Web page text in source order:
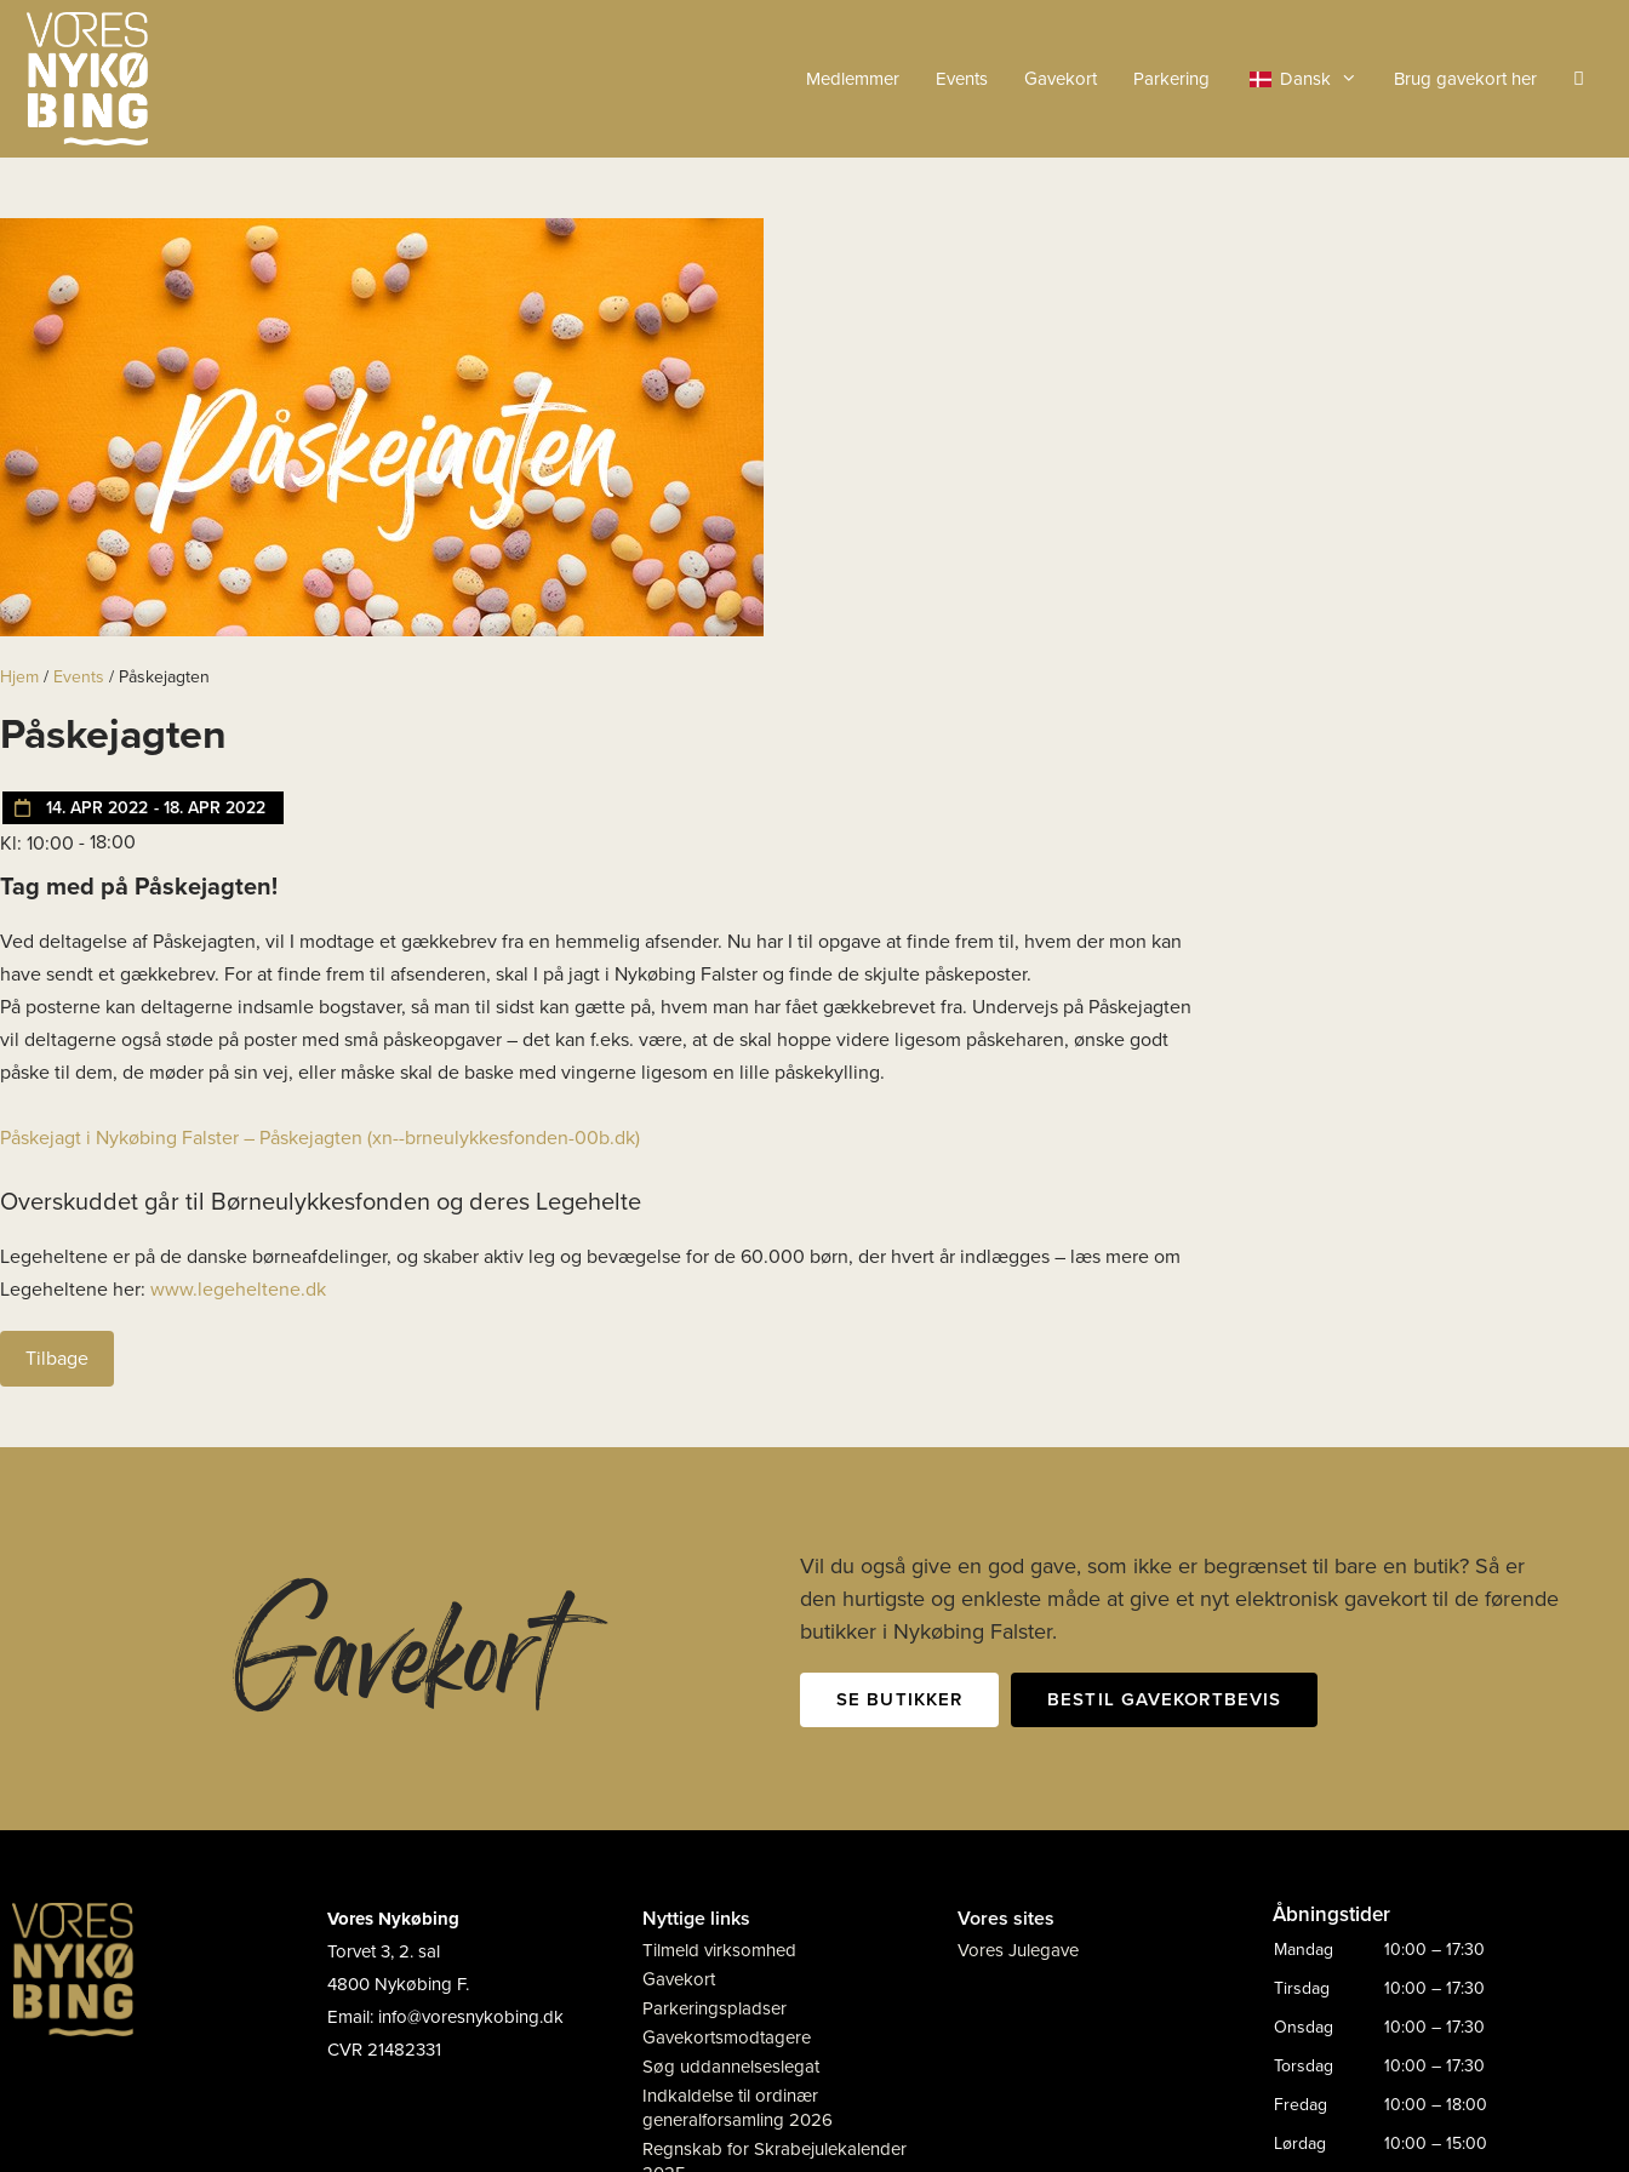
Medlemmer Events Gavekort Parkering Dansk Brug gavekort her
Hjem / Events / Påskejagten
Påskejagten
14. APR 2022 - 18. APR 2022
Kl: 10:00 - 18:00
Tag med på Påskejagten!
Ved deltagelse af Påskejagten, vil I modtage et gækkebrev fra en hemmelig afsender. Nu har I til opgave at finde frem til, hvem der mon kan
have sendt et gækkebrev. For at finde frem til afsenderen, skal I på jagt i Nykøbing Falster og finde de skjulte påskeposter.
På posterne kan deltagerne indsamle bogstaver, så man til sidst kan gætte på, hvem man har fået gækkebrevet fra. Undervejs på Påskejagten
vil deltagerne også støde på poster med små påskeopgaver – det kan f.eks. være, at de skal hoppe videre ligesom påskeharen, ønske godt
påske til dem, de møder på sin vej, eller måske skal de baske med vingerne ligesom en lille påskekylling.
Påskejagt i Nykøbing Falster – Påskejagten (xn--brneulykkesfonden-00b.dk)
Overskuddet går til Børneulykkesfonden og deres Legehelte
Legeheltene er på de danske børneafdelinger, og skaber aktiv leg og bevægelse for de 60.000 børn, der hvert år indlægges – læs mere om
Legeheltene her: www.legeheltene.dk
Tilbage
Gavekort
Vil du også give en god gave, som ikke er begrænset til bare en butik? Så er
den hurtigste og enkleste måde at give et nyt elektronisk gavekort til de førende
butikker i Nykøbing Falster.
SE BUTIKKER BESTIL GAVEKORTBEVIS
Vores Nykøbing
Torvet 3, 2. sal
4800 Nykøbing F.
Email: info@voresnykobing.dk
CVR 21482331
Nyttige links
Tilmeld virksomhed
Gavekort
Parkeringspladser
Gavekortsmodtagere
Søg uddannelseslegat
Indkaldelse til ordinær
generalforsamling 2026
Regnskab for Skrabejulekalender
Vores sites
Vores Julegave
Åbningstider
Mandag
10:00 – 17:30
Tirsdag
10:00 – 17:30
Onsdag
10:00 – 17:30
Torsdag
10:00 – 17:30
Fredag
10:00 – 18:00
Lørdag
10:00 – 15:00